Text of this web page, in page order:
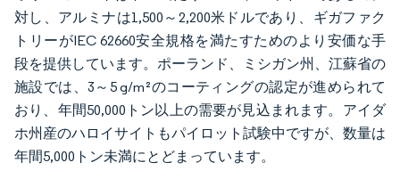
対し、アルミナは1,500～2,200米ドルであり、ギガファク
トリーがIEC 62660安全規格を満たすためのより安価な手
段を提供しています。ポーランド、ミシガン州、江蘇省の
施設では、3～5 g/m²のコーティングの認定が進められて
おり、年間50,000トン以上の需要が見込まれます。アイダ
ホ州産のハロイサイトもパイロット試験中ですが、数量は
年間5,000トン未満にとどまっています。